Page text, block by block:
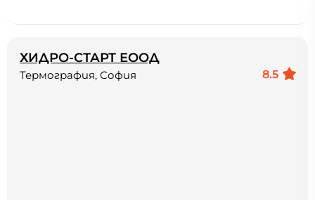
ХИДРО-СТАРТ ЕООД
8.5
Термография, София